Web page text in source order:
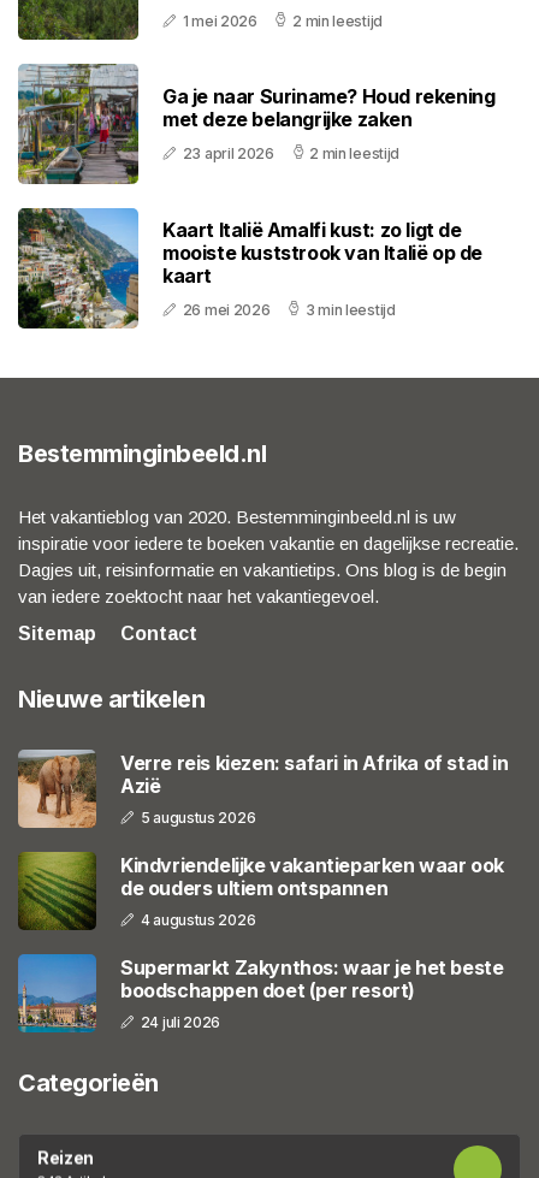
1 mei 2026 2 min leestijd
Ga je naar Suriname? Houd rekening
met deze belangrijke zaken
23 april 2026 2 min leestijd
Kaart Italië Amalfi kust: zo ligt de
mooiste kuststrook van Italië op de
kaart
26 mei 2026 3 min leestijd
Bestemminginbeeld.nl
Het vakantieblog van 2020. Bestemminginbeeld.nl is uw
inspiratie voor iedere te boeken vakantie en dagelijkse recreatie.
Dagjes uit, reisinformatie en vakantietips. Ons blog is de begin
van iedere zoektocht naar het vakantiegevoel.
Sitemap
Contact
Nieuwe artikelen
Verre reis kiezen: safari in Afrika of stad in
Azië
5 augustus 2026
Kindvriendelijke vakantieparken waar ook
de ouders ultiem ontspannen
4 augustus 2026
Supermarkt Zakynthos: waar je het beste
boodschappen doet (per resort)
24 juli 2026
Categorieën
Reizen